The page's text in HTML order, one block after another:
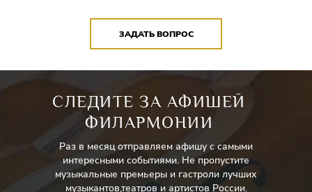
ЗАДАТЬ ВОПРОС
СЛЕДИТЕ ЗА АФИШЕЙ
ФИЛАРМОНИИ
Раз в месяц отправляем афишу с самыми
интересными событиями. Не пропустите
музыкальные премьеры и гастроли лучших
музыкантов,театров и артистов России.